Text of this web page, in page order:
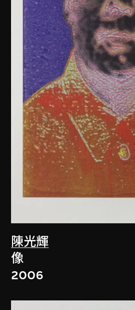
陳光輝
像
2006